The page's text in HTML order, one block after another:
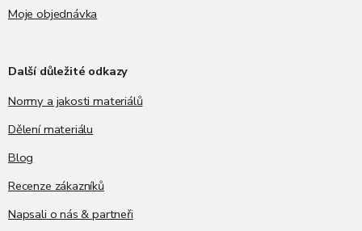
Moje objednávka
Další důležité odkazy
Normy a jakosti materiálů
Dělení materiálu
Blog
Recenze zákazníků
Napsali o nás & partneři